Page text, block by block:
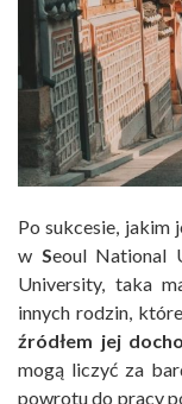
Po sukcesie, jakim
w Seoul National
University, taka
innych rodzin,
źródłem jej
mogą liczyć za
powrotu do pracy